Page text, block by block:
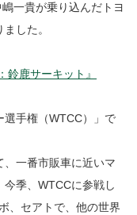
一貴が乗り込んだトヨ
した。
選手権（WTCC）」で
一番市販車に近いマ
季、WTCCに参戦し
、セアトで、他の世界